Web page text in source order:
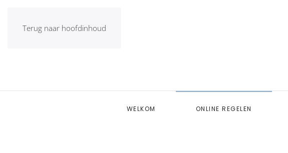
Terug naar hoofdinhoud
WELKOM ONLINE REGELEN